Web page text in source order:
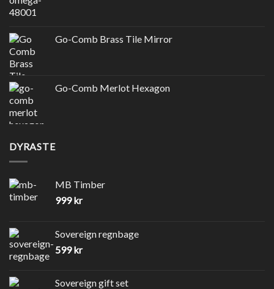
Go-Comb Brass Tile Mirror
Go-Comb Merlot Hexagon
DYRASTE
MB Timber
999kr
Sovereign regnbage
599kr
Sovereign gift set